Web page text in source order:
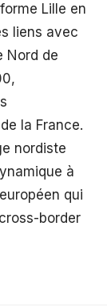
Lille en
liens avec
Nord de
la France.
nordiste
à
qui
border